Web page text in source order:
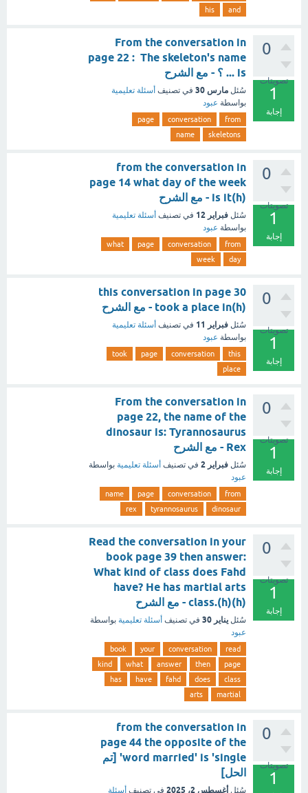
and
his
0
تصويتات
1
إجابة
From the conversation in
page 22 : The skeleton's name
is ... ؟ - مع الشرح
سُئل مارس 30 في تصنيف أسئلة تعليمية
بواسطة عبود
from
conversation
page
skeletons
name
0
تصويتات
1
إجابة
from the conversation in
page 14 what day of the week
is it(h) - مع الشرح
سُئل فبراير 12 في تصنيف أسئلة تعليمية
بواسطة عبود
from
conversation
page
what
day
week
0
تصويتات
1
إجابة
this conversation in page 30
took a place in(h) - مع الشرح
سُئل فبراير 11 في تصنيف أسئلة تعليمية
بواسطة عبود
this
conversation
page
took
place
0
تصويتات
1
إجابة
From the conversation in
page 22, the name of the
dinosaur is: Tyrannosaurus
Rex - مع الشرح
سُئل فبراير 2 في تصنيف أسئلة تعليمية بواسطة
عبود
from
conversation
page
name
dinosaur
tyrannosaurus
rex
0
تصويتات
1
إجابة
Read the conversation in your
book page 39 then answer:
What kind of class does Fahd
have? He has martial arts
class.(h)(h) - مع الشرح
سُئل يناير 30 في تصنيف أسئلة تعليمية بواسطة
عبود
read
conversation
your
book
page
then
answer
what
kind
class
does
fahd
have
has
martial
arts
0
تصويتات
1
from the conversation in
page 44 the opposite of the
word married' is 'single' [تم
الحل]
سُئل أغسطس 2، 2025 في تصنيف أسئلة